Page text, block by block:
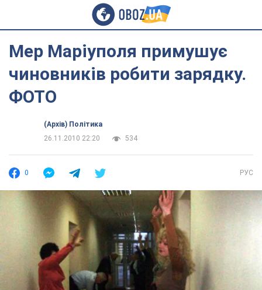
Мер Маріуполя примушує
чиновників робити зарядку.
ФОТО
(Архів) Політика
26.11.2010 22:20
534
0 РУС